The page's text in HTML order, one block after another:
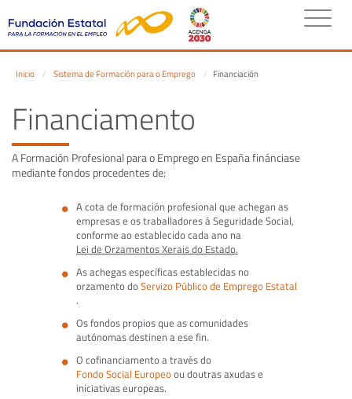
Inicio Sistema de Formación para o Emprego Financiación
Financiamento
A Formación Profesional para o Emprego en España finánciase
mediante fondos procedentes de:
A cota de formación profesional que achegan as
empresas e os traballadores á Seguridade Social,
conforme ao establecido cada ano na
Lei de Orzamentos Xerais do Estado.
As achegas específicas establecidas no
orzamento doServizo Público de Emprego Estatal
.
Os fondos propios que as comunidades
autónomas destinen a ese fin.
O cofinanciamento a través do
Fondo Social Europeoou doutras axudas e
iniciativas europeas.